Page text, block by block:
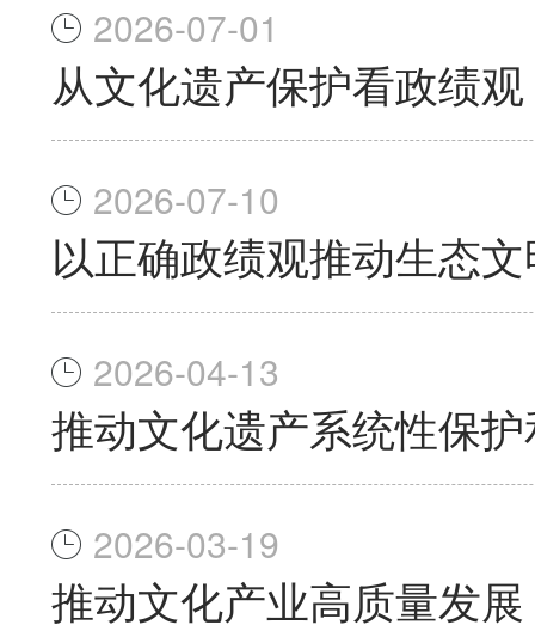
2026-07-01
从文化遗产保护看政绩观
2026-07-10
以正确政绩观推动生态
2026-04-13
推动文化遗产系统性保
2026-03-19
推动文化产业高质量发展